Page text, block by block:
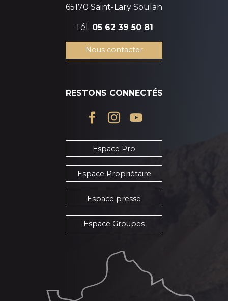
65170 Saint-Lary Soulan
Tél. 05 62 39 50 81
Nous contacter
RESTONS CONNECTÉS
Espace Pro
Espace Propriétaire
Espace presse
Espace Groupes